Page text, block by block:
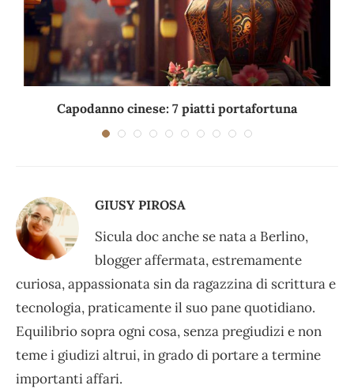
Capodanno cinese: 7 piatti portafortuna
GIUSY PIROSA
Sicula doc anche se nata a Berlino,
blogger affermata, estremamente
curiosa, appassionata sin da ragazzina di scrittura e
tecnologia, praticamente il suo pane quotidiano.
Equilibrio sopra ogni cosa, senza pregiudizi e non
teme i giudizi altrui, in grado di portare a termine
importanti affari.